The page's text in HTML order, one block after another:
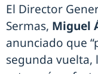
El Director
Sermas, Miguel
anunciado que
segunda vuelta,